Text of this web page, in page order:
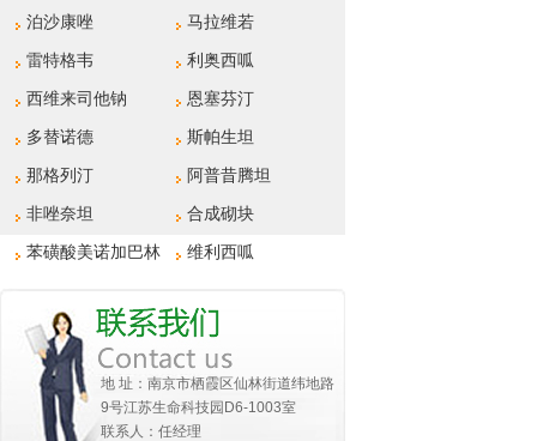
泊沙康唑 马拉维若
雷特格韦 利奥西呱
西维来司他钠 恩塞芬汀
多替诺德 斯帕生坦
那格列汀 阿普昔腾坦
非唑奈坦 合成砌块
苯磺酸美诺加巴林 维利西呱
地 址：南京市栖霞区仙林街道纬地路
9号江苏生命科技园D6-1003室
联系人：任经理